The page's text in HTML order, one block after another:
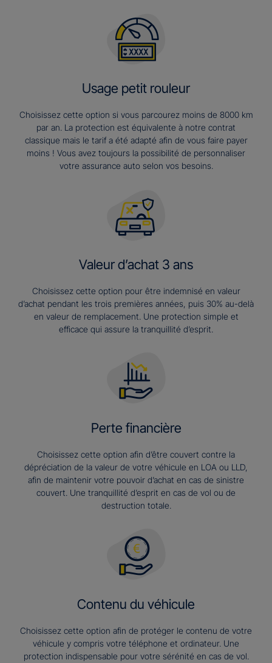
Usage petit rouleur
Choisissez cette option si vous parcourez moins de 8000 km
par an. La protection est équivalente à notre contrat
classique mais le tarif a été adapté afin de vous faire payer
moins ! Vous avez toujours la possibilité de personnaliser
votre assurance auto selon vos besoins.
Valeur d’achat 3 ans​
Choisissez cette option pour être indemnisé en valeur
d’achat pendant les trois premières années, puis 30% au-delà
en valeur de remplacement. Une protection simple et
efficace qui assure la tranquillité d’esprit.
Perte financière
Choisissez cette option afin d’être couvert contre la
dépréciation de la valeur de votre véhicule en LOA ou LLD,
afin de maintenir votre pouvoir d’achat en cas de sinistre
couvert. Une tranquillité d’esprit en cas de vol ou de
destruction totale.
Contenu du véhicule
Choisissez cette option afin de protéger le contenu de votre
véhicule y compris votre téléphone et ordinateur. Une
protection indispensable pour votre sérénité en cas de vol.